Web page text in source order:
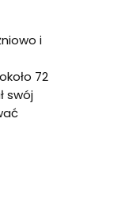
i
72
swój